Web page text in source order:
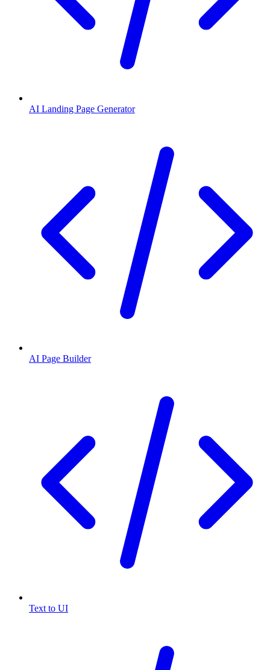
AI Landing Page Generator
AI Page Builder
Text to UI